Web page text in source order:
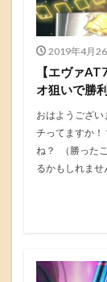
2019年4月
【エヴァ
オ狙いで勝
おはようござ
チってますか
ね？ （勝った
るかもしれま